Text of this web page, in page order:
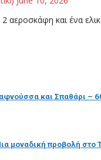
αεροσκάφη και ένα
και Σπαθάρι –
μοναδική προβολή στο